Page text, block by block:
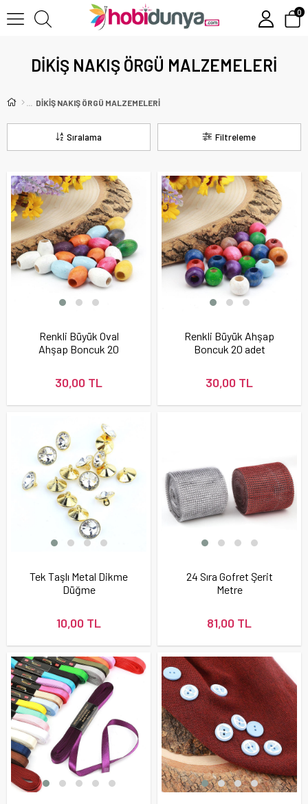
0
DİKİŞ NAKIŞ ÖRGÜ MALZEMELERİ
DİKİŞ NAKIŞ ÖRGÜ MALZEMELERİ
Filtreleme
Sıralama
Renkli Büyük Oval
Ahşap Boncuk 20
30,00 TL
Renkli Büyük Ahşap
Boncuk 20 adet
30,00 TL
Tek Taşlı Metal Dikme
Düğme
10,00 TL
24 Sıra Gofret Şerit
Metre
81,00 TL